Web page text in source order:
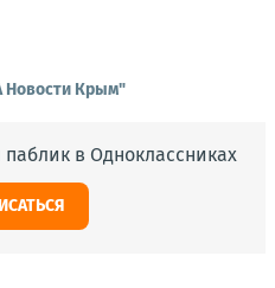
Новости Крым"
в Одноклассниках